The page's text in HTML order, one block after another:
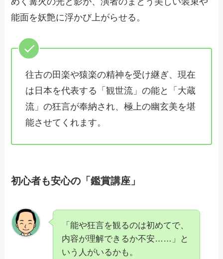
能面を妖艶に浮かび上がらせる。
往古の田楽や猿楽の精神を受け継ぎ、現在
は日本を代表する「観世流」の能と「大蔵
流」の狂言が奉納され、極上の幽玄美を堪
能させてくれます。
初心者も安心の「鑑賞講座」
「能や狂言を観るのは初めてで、
内容が理解できるか不安……」と
いう人がいるかも。